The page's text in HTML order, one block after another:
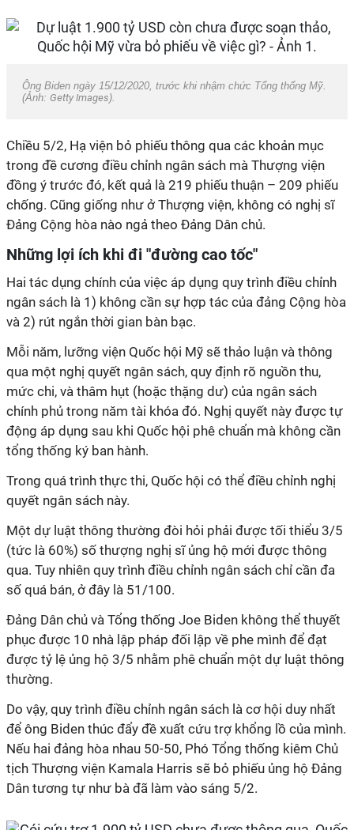
Ông Biden ngày 15/12/2020, trước khi nhậm chức Tổng thống Mỹ.
(Ảnh: Getty Images).
Chiều 5/2, Hạ viện bỏ phiếu thông qua các khoản mục
trong đề cương điều chỉnh ngân sách mà Thượng viện
đồng ý trước đó, kết quả là 219 phiếu thuận – 209 phiếu
chống. Cũng giống như ở Thượng viện, không có nghị sĩ
Đảng Cộng hòa nào ngả theo Đảng Dân chủ.
Những lợi ích khi đi "đường cao tốc"
Hai tác dụng chính của việc áp dụng quy trình điều chỉnh
ngân sách là 1) không cần sự hợp tác của đảng Cộng hòa
và 2) rút ngắn thời gian bàn bạc.
Mỗi năm, lưỡng viện Quốc hội Mỹ sẽ thảo luận và thông
qua một nghị quyết ngân sách, quy định rõ nguồn thu,
mức chi, và thâm hụt (hoặc thặng dư) của ngân sách
chính phủ trong năm tài khóa đó. Nghị quyết này được tự
động áp dụng sau khi Quốc hội phê chuẩn mà không cần
tổng thống ký ban hành.
Trong quá trình thực thi, Quốc hội có thể điều chỉnh nghị
quyết ngân sách này.
Một dự luật thông thường đòi hỏi phải được tối thiểu 3/5
(tức là 60%) số thượng nghị sĩ ủng hộ mới được thông
qua. Tuy nhiên quy trình điều chỉnh ngân sách chỉ cần đa
số quá bán, ở đây là 51/100.
Đảng Dân chủ và Tổng thống Joe Biden không thể thuyết
phục được 10 nhà lập pháp đối lập về phe mình để đạt
được tỷ lệ ủng hộ 3/5 nhằm phê chuẩn một dự luật thông
thường.
Do vậy, quy trình điều chỉnh ngân sách là cơ hội duy nhất
để ông Biden thúc đẩy đề xuất cứu trợ khổng lồ của mình.
Nếu hai đảng hòa nhau 50-50, Phó Tổng thống kiêm Chủ
tịch Thượng viện Kamala Harris sẽ bỏ phiếu ủng hộ Đảng
Dân tương tự như bà đã làm vào sáng 5/2.